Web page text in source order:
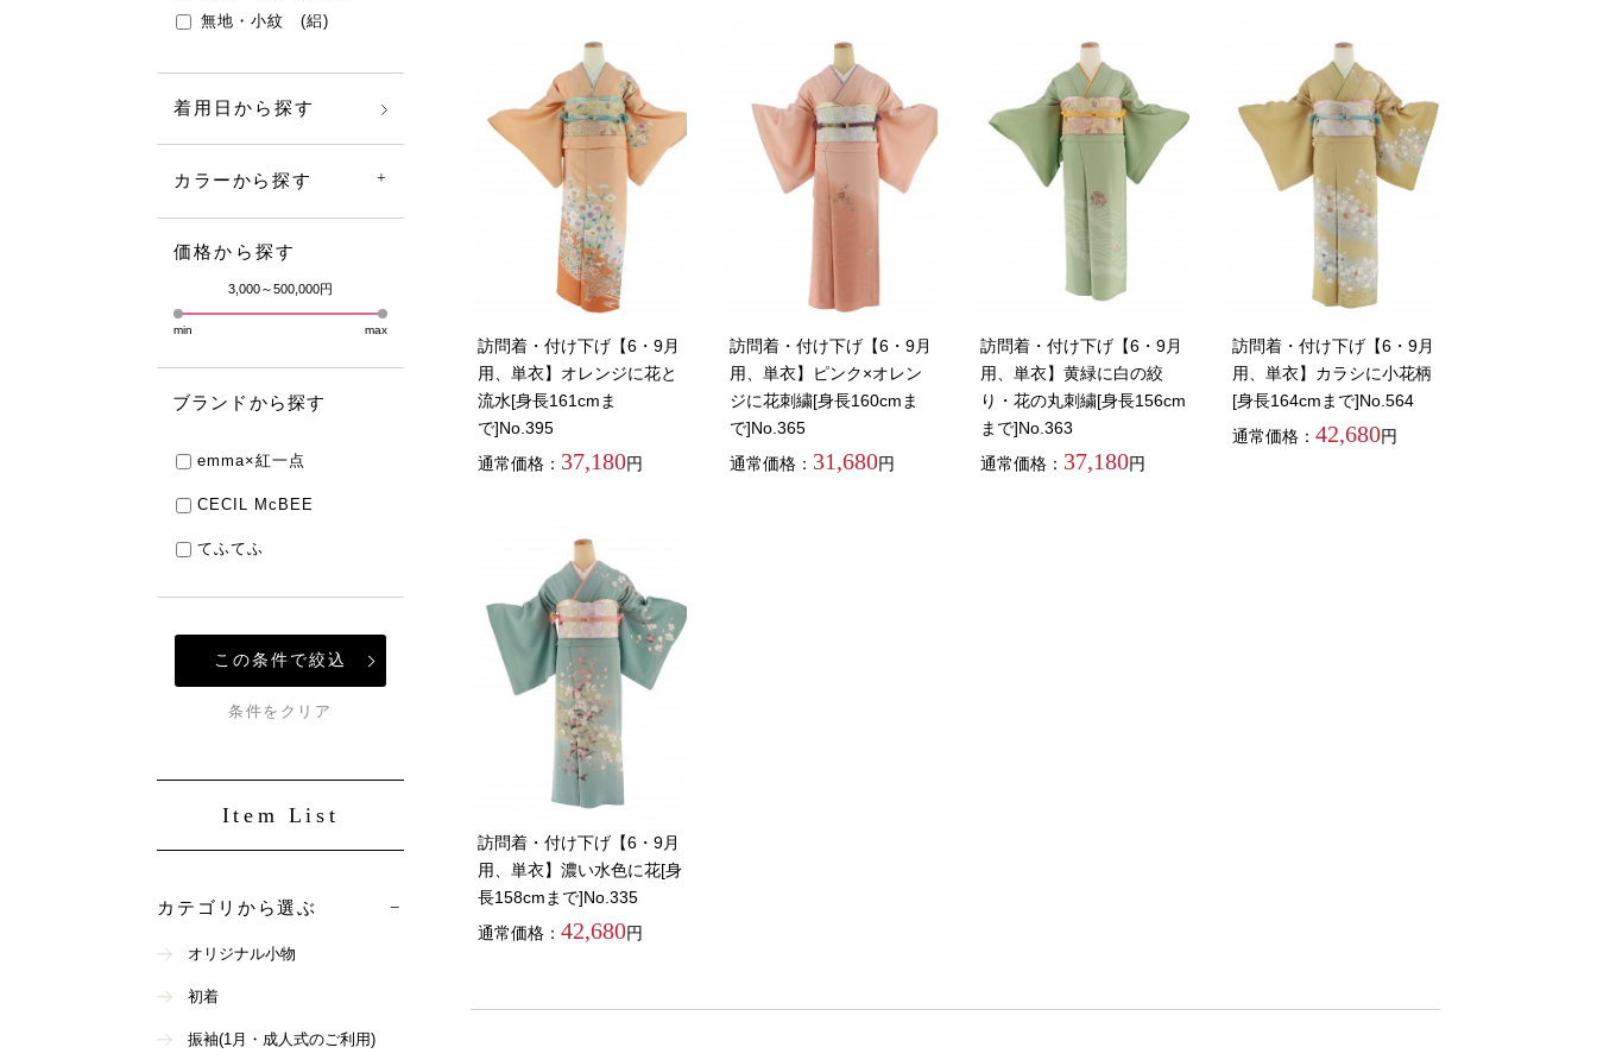
無地・小紋 (絽)
着用日から探す
カラーから探す
価格から探す
3,000～500,000円
min max
ブランドから探す
emma×紅一点
CECIL McBEE
てふてふ
この条件で絞込
条件をクリア
Item List
カテゴリから選ぶ
オリジナル小物
初着
振袖(1月・成人式のご利用)
訪問着・付け下げ【6・9月
用、単衣】オレンジに花と
流水[身長161cmま
で]No.395
通常価格： 37,180円
訪問着・付け下げ【6・9月
用、単衣】ピンク×オレン
ジに花刺繍[身長160cmま
で]No.365
通常価格： 31,680円
訪問着・付け下げ【6・9月
用、単衣】黄緑に白の絞
り・花の丸刺繍[身長156cm
まで]No.363
通常価格： 37,180円
訪問着・付け下げ【6・9月
用、単衣】カラシに小花柄
[身長164cmまで]No.564
通常価格： 42,680円
訪問着・付け下げ【6・9月
用、単衣】濃い水色に花[身
長158cmまで]No.335
通常価格：42,680円